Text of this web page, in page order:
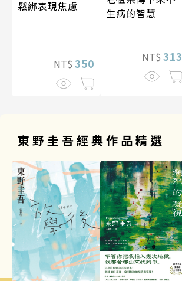
鬆綁表現焦慮
NT$ 350
生病的智慧
NT$ 313
東野圭吾經典作品精選